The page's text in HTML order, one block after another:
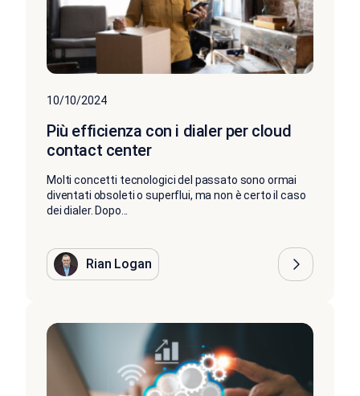
10/10/2024
Più efficienza con i dialer per cloud
contact center
Molti concetti tecnologici del passato sono ormai
diventati obsoleti o superflui, ma non è certo il caso
dei dialer. Dopo...
Rian Logan